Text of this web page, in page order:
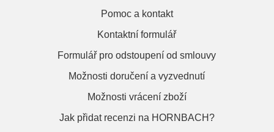
Pomoc a kontakt
Kontaktní formulář
Formulář pro odstoupení od smlouvy
Možnosti doručení a vyzvednutí
Možnosti vrácení zboží
Jak přidat recenzi na HORNBACH?